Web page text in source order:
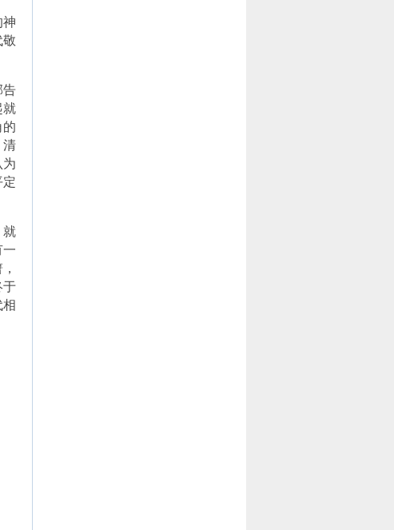
告
就
的
清
为
定
就
一
于